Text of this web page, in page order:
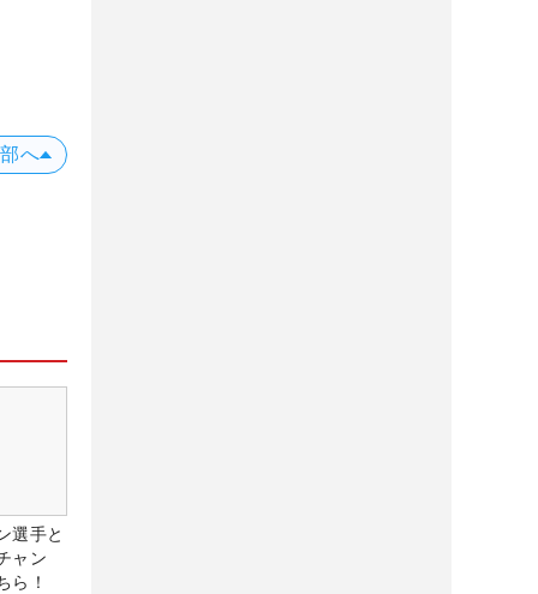
へ
選手と
ャン
ら！